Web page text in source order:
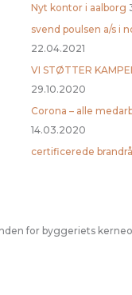
Nyt kontor i aalborg
svend poulsen a/s i
22.04.2021
VI STØTTER
29.10.2020
Corona – alle
14.03.2020
certificerede
for byggeriets